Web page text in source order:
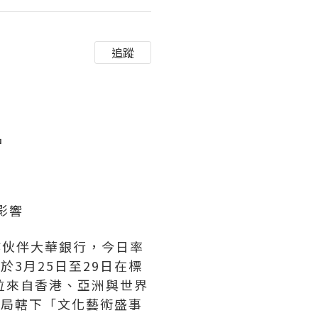
追蹤
響
伴大華銀行，今日率
3月25日至29日在標
自香港、亞洲與世界
轄下「文化藝術盛事